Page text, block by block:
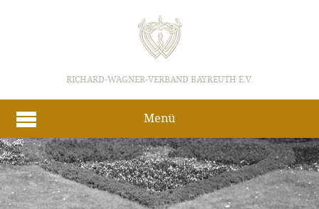
RICHARD-WAGNER-VERBAND BAYREUTH E.V.
Menü